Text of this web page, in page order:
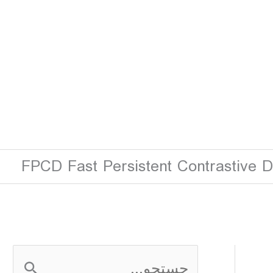
FPCD Fast Persistent Contrastive